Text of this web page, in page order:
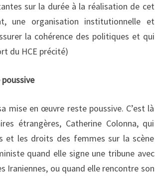
sur la durée à la réalisation de cet
une organisation institutionnelle et
la cohérence des politiques et qui
du HCE précité)
mise en œuvre reste poussive. C’est là
étrangères, Catherine Colonna, qui
et les droits des femmes sur la scène
quand elle signe une tribune avec
Iraniennes, ou quand elle rencontre son